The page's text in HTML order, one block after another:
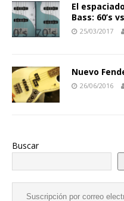
El
Bass: 60’s
25/03/2017
Nuevo
26/06/2016
Buscar